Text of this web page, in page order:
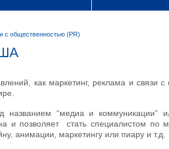
с общественностью (PR)
как маркетинг, реклама и связи с
“медиа и коммуникации”
и позволяет стать специалистом
анимации, маркетингу или пиару и т.д.